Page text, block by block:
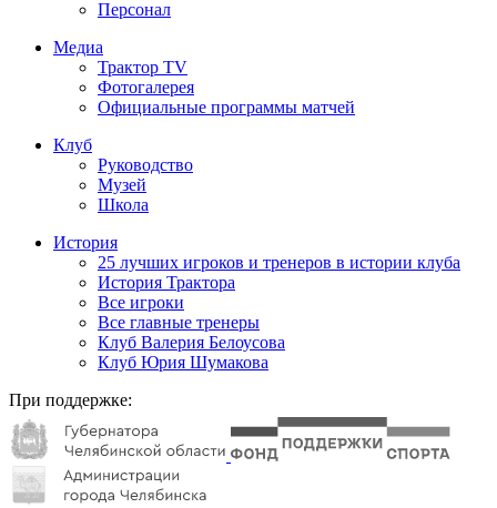
Персонал
Медиа
Трактор TV
Фотогалерея
Официальные программы матчей
Клуб
Руководство
Музей
Школа
История
25 лучших игроков и тренеров в истории клуба
История Трактора
Все игроки
Все главные тренеры
Клуб Валерия Белоусова
Клуб Юрия Шумакова
При поддержке: